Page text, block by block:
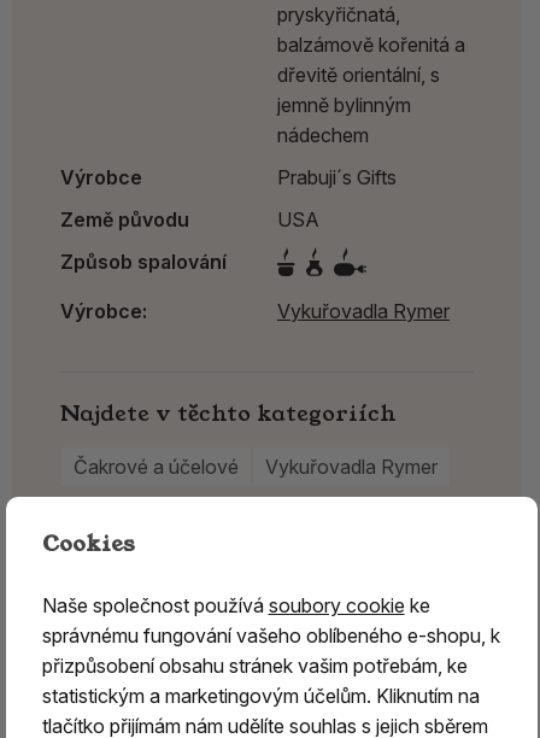
pryskyřičnatá,
balzámově kořenitá a
dřevitě orientální, s
jemně bylinným
nádechem
Výrobce
Prabuji´s Gifts
Země původu
USA
Způsob spalování
Výrobce: Vykuřovadla Rymer
Najdete v těchto kategoriích
Čakrové a účelové Vykuřovadla Rymer
Cookies
Naše společnost používá soubory cookie ke
správnému fungování vašeho oblíbeného e-shopu, k
přizpůsobení obsahu stránek vašim potřebám, ke
statistickým a marketingovým účelům. Kliknutím na
tlačítko přijímám nám udělíte souhlas s jejich sběrem